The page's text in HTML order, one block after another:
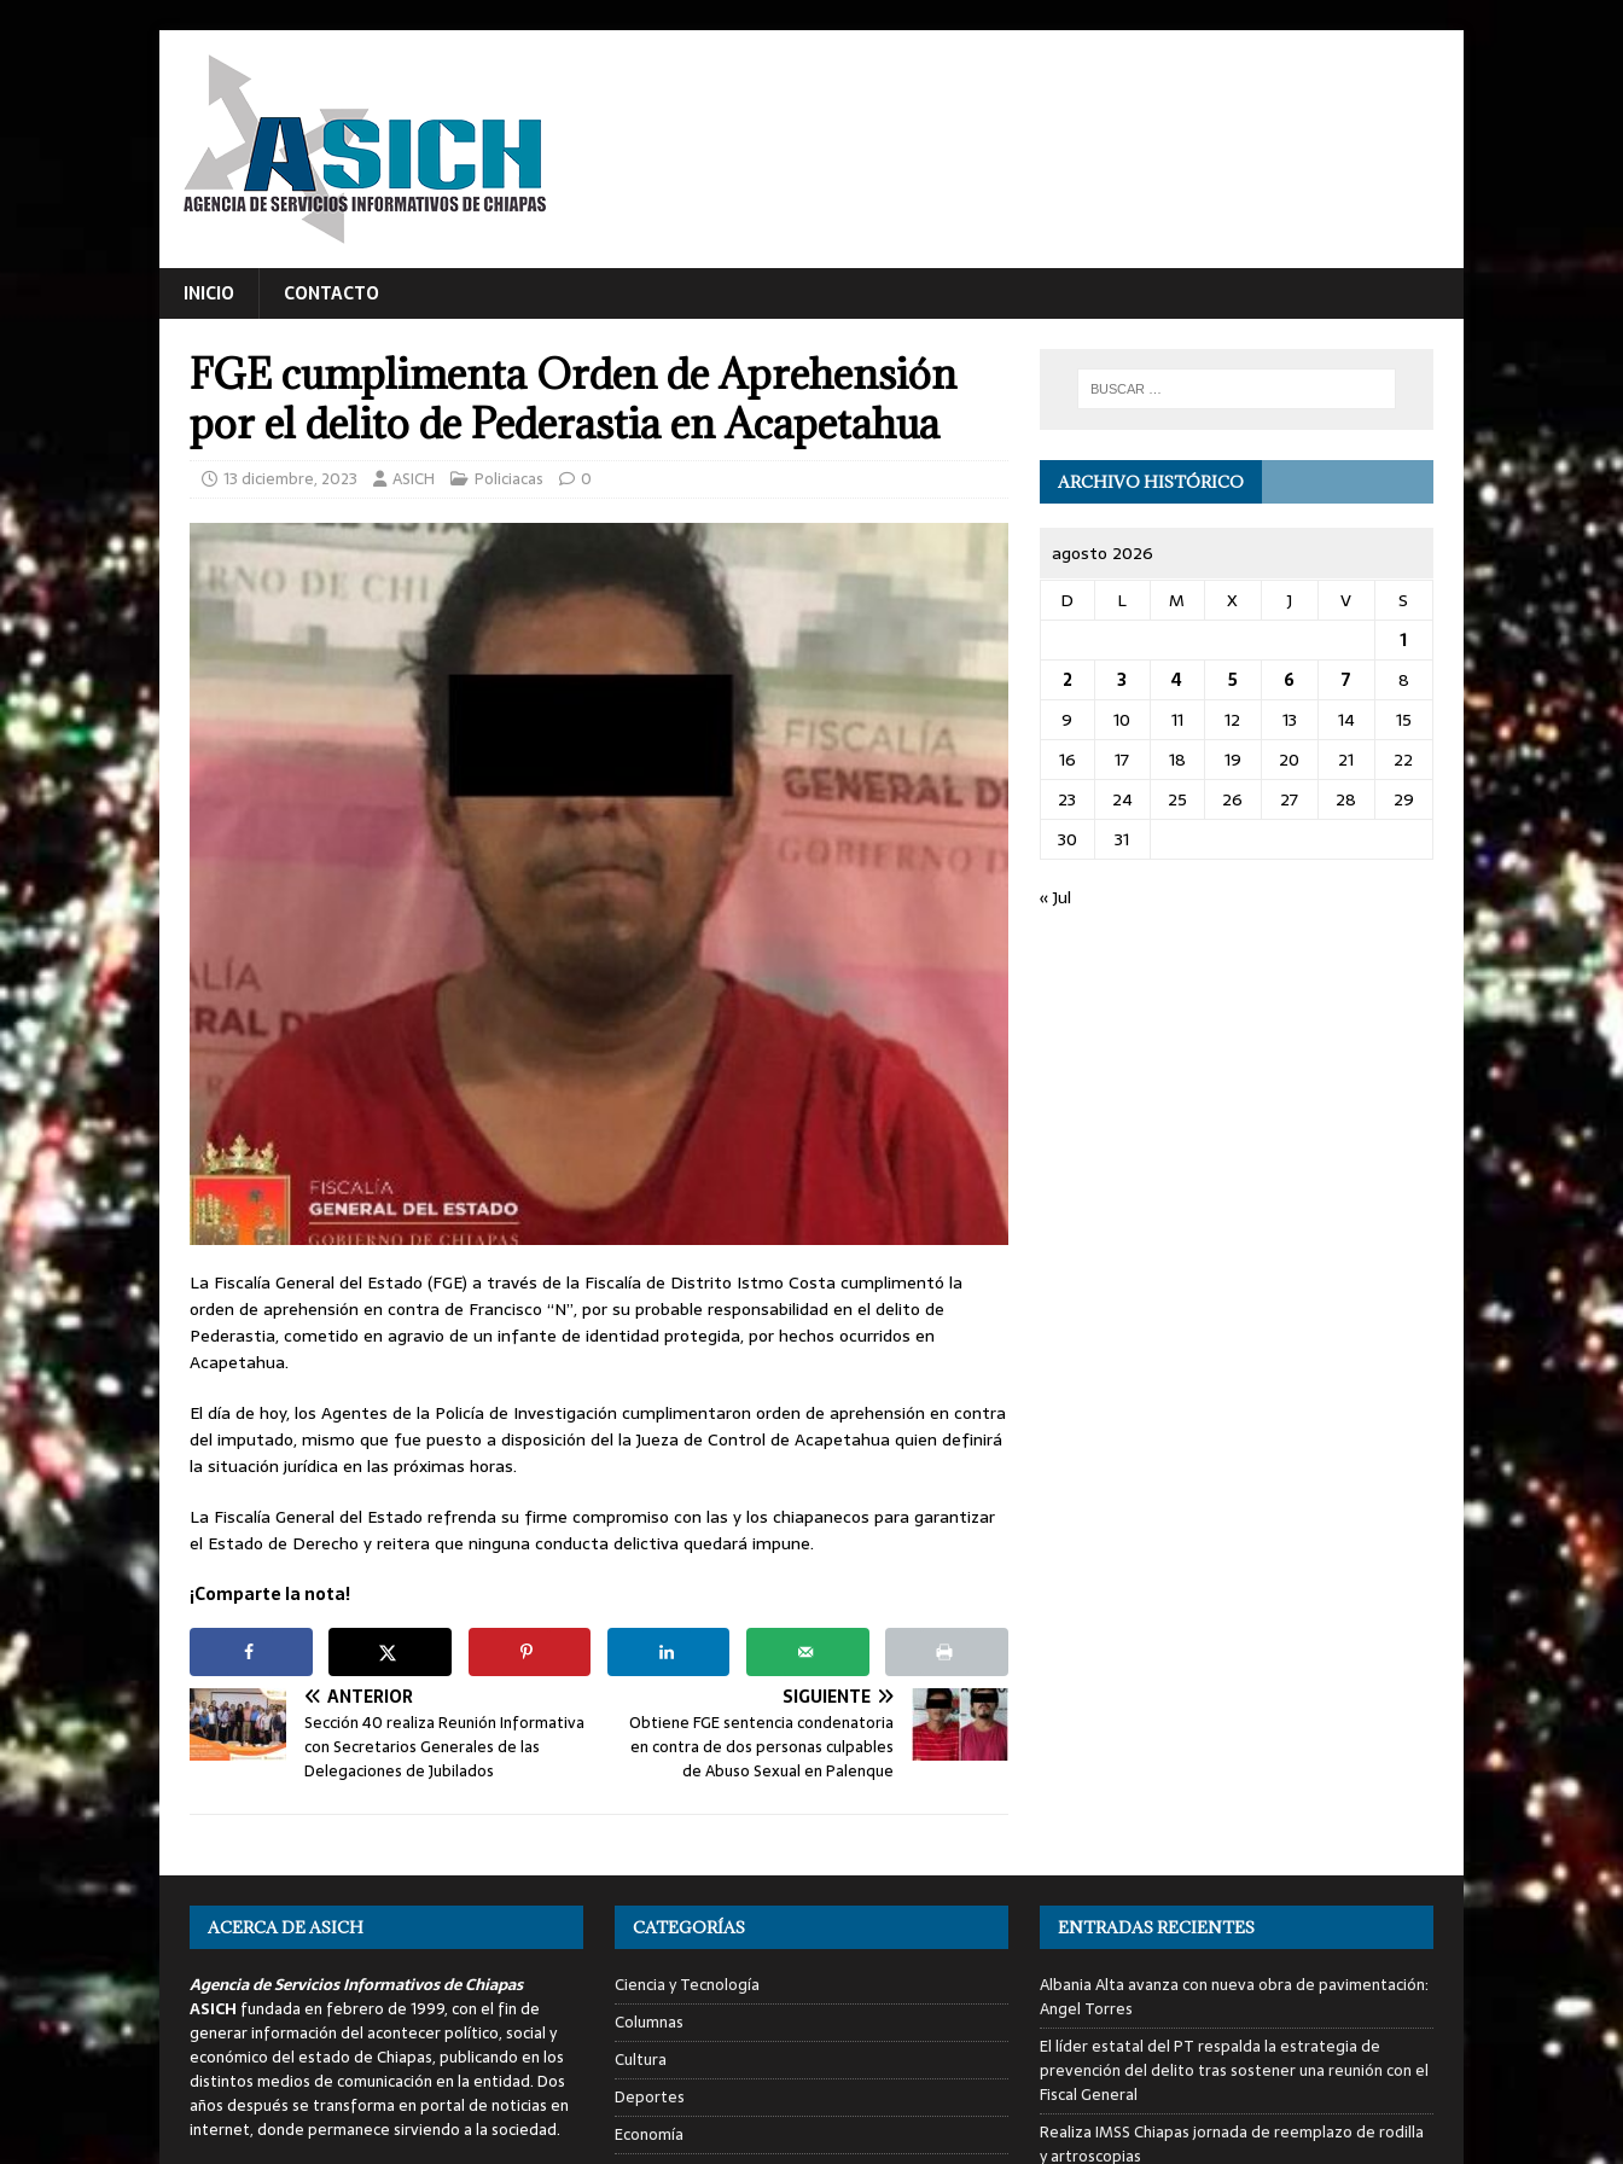
INICIO CONTACTO
FGE cumplimenta Orden de Aprehensión
por el delito de Pederastia en Acapetahua
13 diciembre, 2023 ASICH Policiacas 0
La Fiscalía General del Estado (FGE) a través de la Fiscalía de Distrito Istmo Costa cumplimentó la
orden de aprehensión en contra de Francisco “N”, por su probable responsabilidad en el delito de
Pederastia, cometido en agravio de un infante de identidad protegida, por hechos ocurridos en
Acapetahua.
El día de hoy, los Agentes de la Policía de Investigación cumplimentaron orden de aprehensión en contra
del imputado, mismo que fue puesto a disposición del la Jueza de Control de Acapetahua quien definirá
la situación jurídica en las próximas horas.
La Fiscalía General del Estado refrenda su firme compromiso con las y los chiapanecos para garantizar
el Estado de Derecho y reitera que ninguna conducta delictiva quedará impune.
¡Comparte la nota!
ANTERIOR
Sección 40 realiza Reunión Informativa
con Secretarios Generales de las
Delegaciones de Jubilados
SIGUIENTE
Obtiene FGE sentencia condenatoria
en contra de dos personas culpables
de Abuso Sexual en Palenque
ARCHIVO HISTÓRICO
agosto 2026
D
L M X J V
S
1
2
3 4 5 6 7
8
9
10 11 12 13 14
15
16
17 18 19 20 21
22
23
24 25 26 27 28
29
30
31
« Jul
ACERCA DE ASICH
Agencia de Servicios Informativos de Chiapas
ASICH fundada en febrero de 1999, con el fin de
generar información del acontecer político, social y
económico del estado de Chiapas, publicando en los
distintos medios de comunicación en la entidad. Dos
años después se transforma en portal de noticias en
internet, donde permanece sirviendo a la sociedad.
CATEGORÍAS
Ciencia y Tecnología
Columnas
Cultura
Deportes
Economía
ENTRADAS RECIENTES
Albania Alta avanza con nueva obra de pavimentación:
Angel Torres
El líder estatal del PT respalda la estrategia de
prevención del delito tras sostener una reunión con el
Fiscal General
Realiza IMSS Chiapas jornada de reemplazo de rodilla
y artroscopias